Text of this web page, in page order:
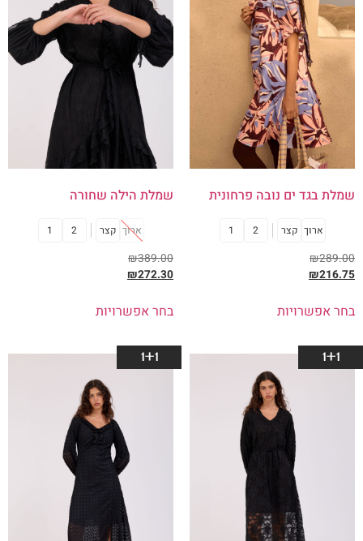
שמלת בגד ים נובה פרחונית
ארוך קצר 2
1
₪289.00
₪216.75
בחר אפשרויות
שמלת הילה שחורה
ארוך קצר 2
1
₪389.00
₪272.30
בחר אפשרויות
1+1
1+1